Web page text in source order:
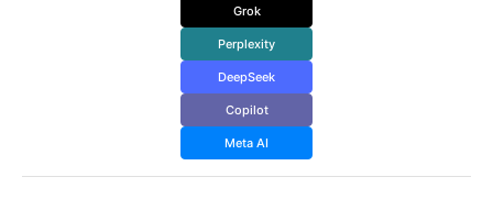
Grok
Perplexity
DeepSeek
Copilot
Meta AI